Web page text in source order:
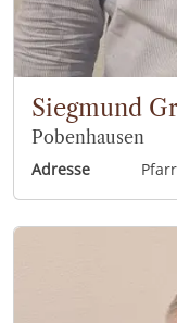
Siegmund
Pobenhausen
Adresse